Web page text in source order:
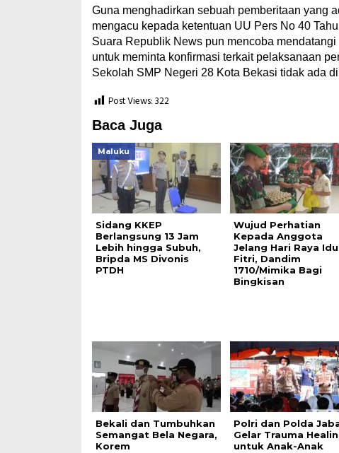
Guna menghadirkan sebuah pemberitaan yang
mengacu kepada ketentuan UU Pers No 40
Suara Republik News pun mencoba
untuk meminta konfirmasi terkait pelaksanaan
Sekolah SMP Negeri 28 Kota Bekasi tidak ada
Post Views:322
Baca Juga
Maluku
Sidang KKEP
Berlangsung 13 Jam
Lebih hingga Subuh,
Bripda MS Divonis
PTDH
Wujud Perhatian
Kepada Anggota
Jelang Hari Raya
Fitri, Dandim
1710/Mimika Bagi
Bingkisan
Bekali dan Tumbuhkan
Semangat Bela Negara,
Korem
Polri dan Polda
Gelar Trauma
untuk Anak-Anak